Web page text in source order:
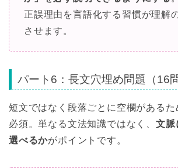
正誤理由を言語化する習慣が理解
させます。
パート6：長文穴埋め問題（16問
短文ではなく段落ごとに空欄がある
必須。単なる文法知識ではなく、 文脈
選べるかがポイントです。